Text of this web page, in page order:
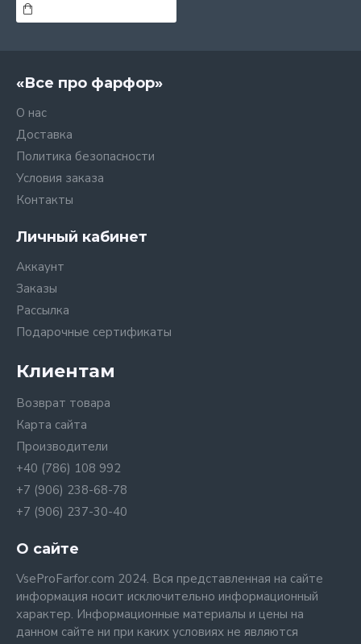
«Все про фарфор»
О нас
Доставка
Политика безопасности
Условия заказа
Контакты
Личный кабинет
Аккаунт
Заказы
Рассылка
Подарочные сертификаты
Клиентам
Возврат товара
Карта сайта
Производители
+40 (786) 108 992
+7 (906) 238-68-78
+7 (906) 237-30-40
О сайте
VseProFarfor.com 2024. Вся представленная на сайте
информация носит исключительно информационный
характер. Информационные материалы и цены на
данном сайте ни при каких условиях не являются